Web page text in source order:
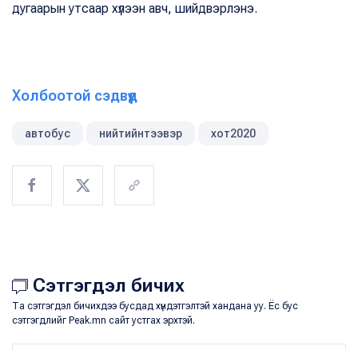
дугаарын утсаар хүлээн авч, шийдвэрлэнэ.
Холбоотой сэдвүүд
автобус нийтийнтээвэр хот2020
Сэтгэгдэл бичих
Та сэтгэгдэл бичихдээ бусдад хүндэтгэлтэй хандана уу. Ёс бус
сэтгэгдлийг Peak.mn сайт устгах эрхтэй.